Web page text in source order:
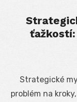
Strategické
problém na